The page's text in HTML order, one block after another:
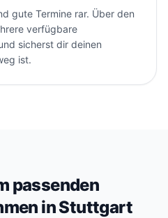
gute Termine rar. Über den
verfügbare
sicherst dir deinen
ist.
passenden
in Stuttgart